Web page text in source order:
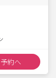
予約へ